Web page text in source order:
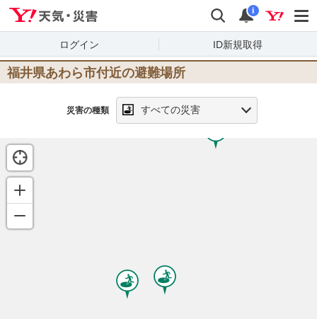
検索 通知
i
ログイン ID新規取得
福井県あわら市付近の避難場所
災害の種類 すべての災害